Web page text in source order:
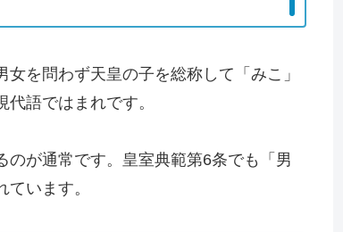
を問わず天皇の子を総称して「みこ」
語ではまれです。
が通常です。皇室典範第6条でも「男
います。